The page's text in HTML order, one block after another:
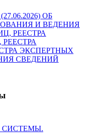
ОБ
И ВЕДЕНИЯ
РЕЕСТРА
ЭКСПЕРТНЫХ
СВЕДЕНИЙ
СИСТЕМЫ.